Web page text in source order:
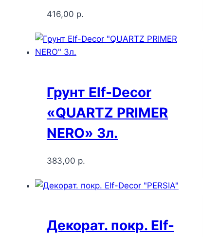
416,00 р.
Грунт Elf-Decor
«QUARTZ PRIMER
NERO» 3л.
383,00 р.
Декорат. покр. Elf-